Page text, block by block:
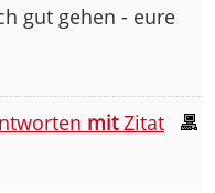
gut gehen - eure
mitZitat